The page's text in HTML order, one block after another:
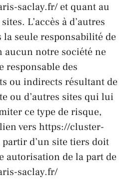
saclay.fr/et quant au
L’accès à d’autres
la seule responsabilité de
aucun notre société ne
responsable des
ou indirects résultant de
ou d’autres sites qui lui
ce type de risque,
vers https://cluster-
d’un site tiers doit
autorisation de la part de
saclay.fr/